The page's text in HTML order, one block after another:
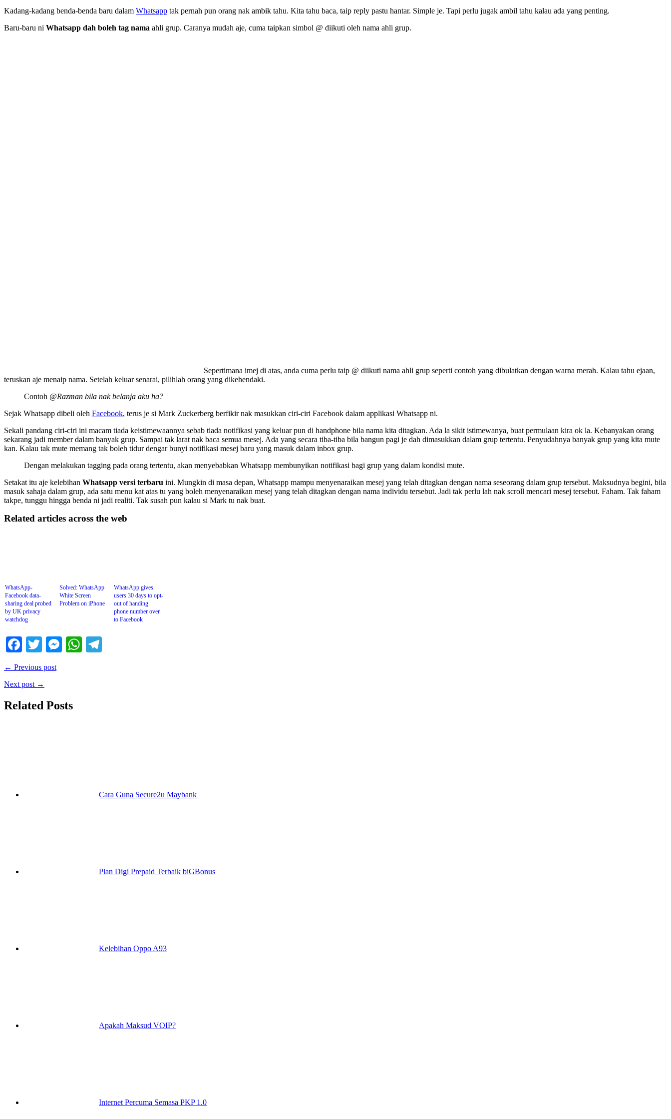
Kadang-kadang benda-benda baru dalam Whatsapp tak pernah pun orang nak ambik tahu. Kita tahu baca, taip reply pastu hantar. Simple je. Tapi perlu jugak ambil tahu kalau ada yang penting.
Baru-baru ni Whatsapp dah boleh tag nama ahli grup. Caranya mudah aje, cuma taipkan simbol @ diikuti oleh nama ahli grup.
Sepertimana imej di atas, anda cuma perlu taip @ diikuti nama ahli grup seperti contoh yang dibulatkan dengan warna merah. Kalau tahu ejaan,
teruskan aje menaip nama. Setelah keluar senarai, pilihlah orang yang dikehendaki.
Contoh @Razman bila nak belanja aku ha?
Sejak Whatsapp dibeli oleh Facebook, terus je si Mark Zuckerberg berfikir nak masukkan ciri-ciri Facebook dalam applikasi Whatsapp ni.
Sekali pandang ciri-ciri ini macam tiada keistimewaannya sebab tiada notifikasi yang keluar pun di handphone bila nama kita ditagkan. Ada la sikit istimewanya, buat permulaan kira ok la. Kebanyakan orang
sekarang jadi member dalam banyak grup. Sampai tak larat nak baca semua mesej. Ada yang secara tiba-tiba bila bangun pagi je dah dimasukkan dalam grup tertentu. Penyudahnya banyak grup yang kita mute
kan. Kalau tak mute memang tak boleh tidur dengar bunyi notifikasi mesej baru yang masuk dalam inbox grup.
Dengan melakukan tagging pada orang tertentu, akan menyebabkan Whatsapp membunyikan notifikasi bagi grup yang dalam kondisi mute.
Setakat itu aje kelebihan Whatsapp versi terbaru ini. Mungkin di masa depan, Whatsapp mampu menyenaraikan mesej yang telah ditagkan dengan nama seseorang dalam grup tersebut. Maksudnya begini, bila
masuk sahaja dalam grup, ada satu menu kat atas tu yang boleh menyenaraikan mesej yang telah ditagkan dengan nama individu tersebut. Jadi tak perlu lah nak scroll mencari mesej tersebut. Faham. Tak faham
takpe, tunggu hingga benda ni jadi realiti. Tak susah pun kalau si Mark tu nak buat.
Related articles across the web
WhatsApp-
Facebook data-
sharing deal probed
by UK privacy
watchdog
Solved: WhatsApp
White Screen
Problem on iPhone
WhatsApp gives
users 30 days to opt-
out of handing
phone number over
to Facebook
Facebook
TwitterMessenger
WhatsApp
← Previous post
Next post →
Related Posts
Cara Guna Secure2u Maybank
Plan Digi Prepaid Terbaik biGBonus
Kelebihan Oppo A93
Apakah Maksud VOIP?
Internet Percuma Semasa PKP 1.0